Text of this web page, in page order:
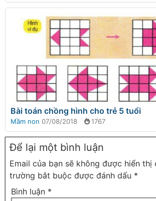
Bài toán chồng hình cho trẻ 5 tuổi
Mầm non 07/08/2018 1767
Để lại một bình luận
Email của bạn sẽ không được hiển thị
trường bắt buộc được đánh dấu *
Bình luận *